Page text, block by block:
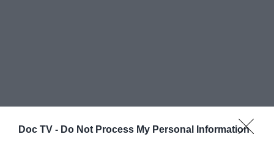
Doc TV - Do Not Process My Personal Information
Σε ένα άλλο βιβλίο του, «Περί